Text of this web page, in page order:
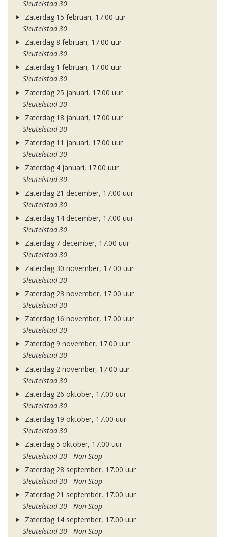
Sleutelstad 30
Zaterdag 15 februari, 17.00 uur
Sleutelstad 30
Zaterdag 8 februari, 17.00 uur
Sleutelstad 30
Zaterdag 1 februari, 17.00 uur
Sleutelstad 30
Zaterdag 25 januari, 17.00 uur
Sleutelstad 30
Zaterdag 18 januari, 17.00 uur
Sleutelstad 30
Zaterdag 11 januari, 17.00 uur
Sleutelstad 30
Zaterdag 4 januari, 17.00 uur
Sleutelstad 30
Zaterdag 21 december, 17.00 uur
Sleutelstad 30
Zaterdag 14 december, 17.00 uur
Sleutelstad 30
Zaterdag 7 december, 17.00 uur
Sleutelstad 30
Zaterdag 30 november, 17.00 uur
Sleutelstad 30
Zaterdag 23 november, 17.00 uur
Sleutelstad 30
Zaterdag 16 november, 17.00 uur
Sleutelstad 30
Zaterdag 9 november, 17.00 uur
Sleutelstad 30
Zaterdag 2 november, 17.00 uur
Sleutelstad 30
Zaterdag 26 oktober, 17.00 uur
Sleutelstad 30
Zaterdag 19 oktober, 17.00 uur
Sleutelstad 30
Zaterdag 5 oktober, 17.00 uur
Sleutelstad 30 - Non Stop
Zaterdag 28 september, 17.00 uur
Sleutelstad 30 - Non Stop
Zaterdag 21 september, 17.00 uur
Sleutelstad 30 - Non Stop
Zaterdag 14 september, 17.00 uur
Sleutelstad 30 - Non Stop